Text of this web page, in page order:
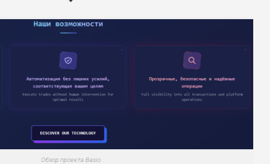
РИСКИ ДОХОД БЮДЖЕТ
КОМЕНТАРИ
И
ОБЗОР
ИЙ
СРЕДНИ
ВЫСОК
Обзор проекта Basio